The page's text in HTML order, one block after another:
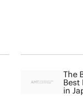
The
Best
in